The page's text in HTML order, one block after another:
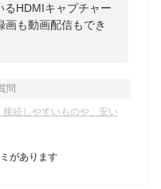
るHDMIキャプチャー
画も動画配信もでき
問
続しやすいものや、安い
があります